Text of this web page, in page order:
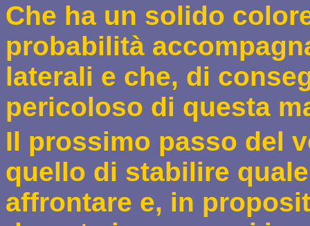
Che ha un solido
probabilità
laterali e che, di
pericoloso di questa
Il prossimo passo del
quello di stabilire
affrontare e, in